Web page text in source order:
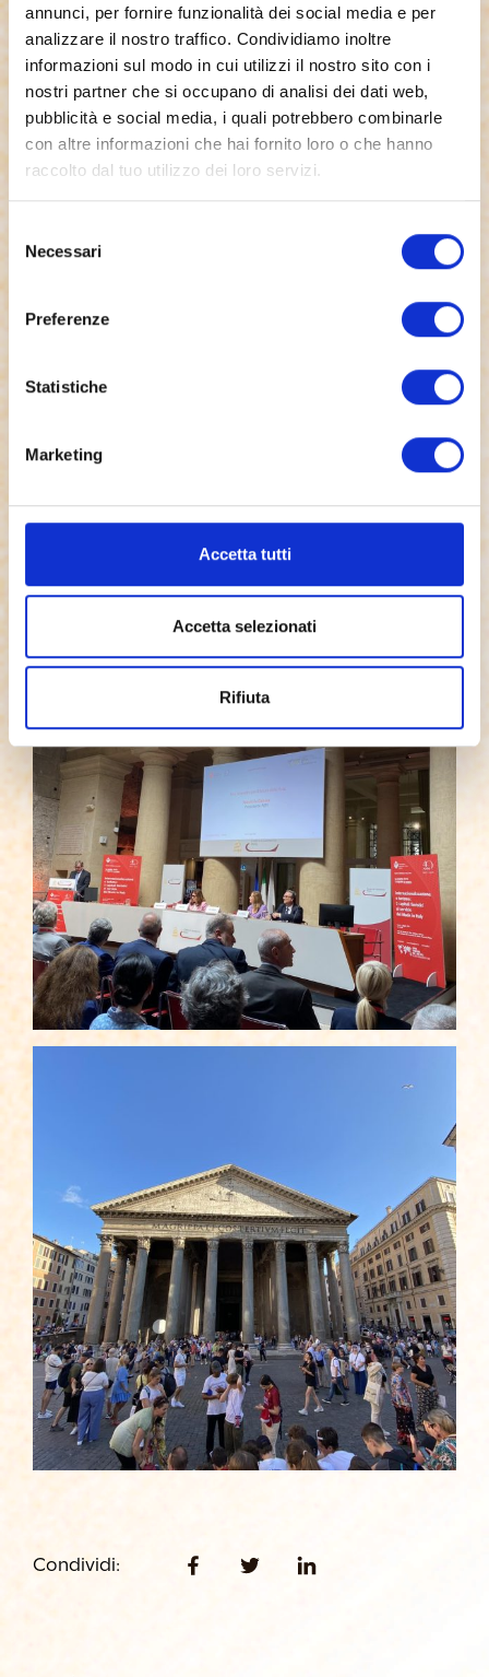
annunci, per fornire funzionalità dei social media e per
analizzare il nostro traffico. Condividiamo inoltre
informazioni sul modo in cui utilizzi il nostro sito con i
nostri partner che si occupano di analisi dei dati web,
pubblicità e social media, i quali potrebbero combinarle
con altre informazioni che hai fornito loro o che hanno
raccolto dal tuo utilizzo dei loro servizi.
delNecessari
Preferenze
Statistiche
Marketing
Accetta tutti
Accetta selezionati
Rifiuta
Condividi: